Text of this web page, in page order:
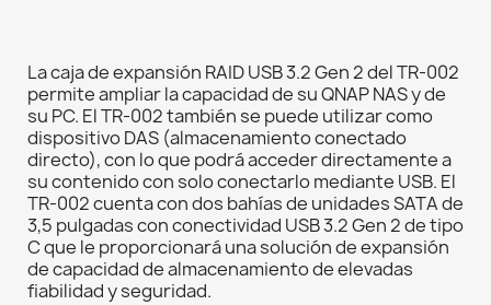
La caja de expansión RAID USB 3.2 Gen 2 del TR-002
permite ampliar la capacidad de su QNAP NAS y de
su PC. El TR-002 también se puede utilizar como
dispositivo DAS (almacenamiento conectado
directo), con lo que podrá acceder directamente a
su contenido con solo conectarlo mediante USB. El
TR-002 cuenta con dos bahías de unidades SATA de
3,5 pulgadas con conectividad USB 3.2 Gen 2 de tipo
C que le proporcionará una solución de expansión
de capacidad de almacenamiento de elevadas
fiabilidad y seguridad.